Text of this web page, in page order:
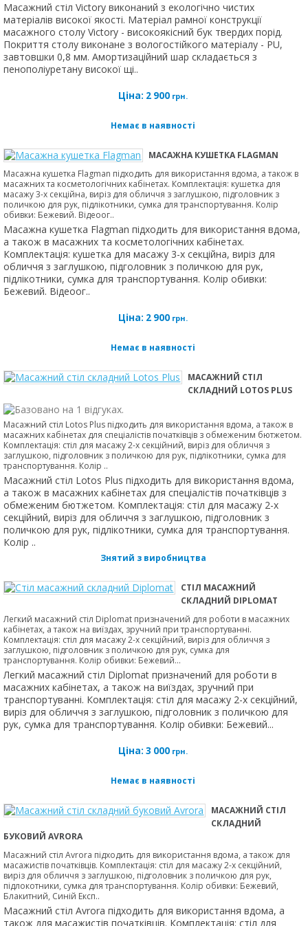
Масажний стіл Victory виконаний з екологічно чистих
матеріалів високої якості. Матеріал рамної конструкції
масажного столу Victory - високоякісний бук твердих порід.
Покриття столу виконане з вологостійкого матеріалу - PU,
завтовшки 0,8 мм. Амортизаційний шар складається з
пенополіуретану високої щі..
Ціна: 2 900 грн.
Немає в наявності
МАСАЖНА КУШЕТКА FLAGMAN
Масажна кушетка Flagman підходить для використання вдома, а також в
масажних та косметологічних кабінетах. Комплектація: кушетка для
масажу 3-х секційна, виріз для обличчя з заглушкою, підголовник з
поличкою для рук, підлікотники, сумка для транспортування. Колір
обивки: Бежевий. Відеоог..
Масажна кушетка Flagman підходить для використання вдома,
а також в масажних та косметологічних кабінетах.
Комплектація: кушетка для масажу 3-х секційна, виріз для
обличчя з заглушкою, підголовник з поличкою для рук,
підлікотники, сумка для транспортування. Колір обивки:
Бежевий. Відеоог..
Ціна: 2 900 грн.
Немає в наявності
МАСАЖНИЙ СТІЛ
СКЛАДНИЙ LOTOS PLUS
Масажний стіл Lotos Plus підходить для використання вдома, а також в
масажних кабінетах для спеціалістів початківців з обмеженим бютжетом.
Комплектація: стіл для масажу 2-х секційний, виріз для обличчя з
заглушкою, підголовник з поличкою для рук, підлікотники, сумка для
транспортування. Колір ..
Масажний стіл Lotos Plus підходить для використання вдома,
а також в масажних кабінетах для спеціалістів початківців з
обмеженим бютжетом. Комплектація: стіл для масажу 2-х
секційний, виріз для обличчя з заглушкою, підголовник з
поличкою для рук, підлікотники, сумка для транспортування.
Колір ..
Знятий з виробництва
СТІЛ МАСАЖНИЙ
СКЛАДНИЙ DIPLOMAT
Легкий масажний стіл Diplomat призначений для роботи в масажних
кабінетах, а також на виїздах, зручний при транспортуванні.
Комплектація: стіл для масажу 2-х секційний, виріз для обличчя з
заглушкою, підголовник з поличкою для рук, сумка для
транспортування. Колір обивки: Бежевий...
Легкий масажний стіл Diplomat призначений для роботи в
масажних кабінетах, а також на виїздах, зручний при
транспортуванні. Комплектація: стіл для масажу 2-х секційний,
виріз для обличчя з заглушкою, підголовник з поличкою для
рук, сумка для транспортування. Колір обивки: Бежевий...
Ціна: 3 000 грн.
Немає в наявності
МАСАЖНИЙ СТІЛ
СКЛАДНИЙ
БУКОВИЙ AVRORA
Масажний стіл Avrora підходить для використання вдома, а також для
масажистів початківців. Комплектація: стіл для масажу 2-х секційний,
виріз для обличчя з заглушкою, підголовник з поличкою для рук,
підлокотники, сумка для транспортування. Колір обивки: Бежевий,
Блакитний, Синій Експ..
Масажний стіл Avrora підходить для використання вдома, а
також для масажистів початківців. Комплектація: стіл для